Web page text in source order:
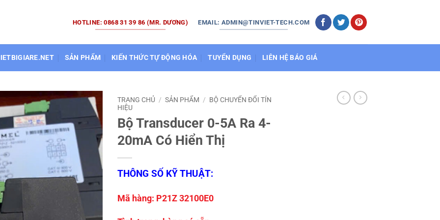
HOTLINE: 0868 31 39 86 (MR. DƯƠNG) EMAIL: ADMIN@TINVIET-TECH.COM
SẢN PHẨM KIẾN THỨC TỰ ĐỘNG HÓA TUYỂN DỤNG LIÊN HỆ BÁO GIÁ
TRANG CHỦ / SẢN PHẨM / BỘ CHUYỂN ĐỔI TÍN
HIỆU
Bộ Transducer 0-5A Ra 4-
20mA Có Hiển Thị
THÔNG SỐ KỸ THUẬT:
Mã hàng: P21Z 32100E0